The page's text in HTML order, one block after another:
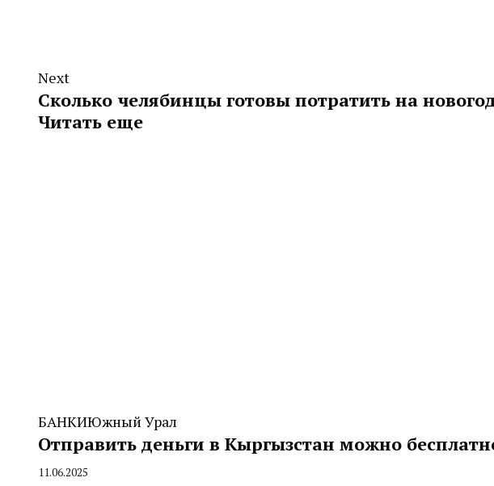
Next
Сколько челябинцы готовы потратить на
Читать еще
БАНКИЮжный Урал
Отправить деньги в Кыргызстан можно
By
11.06.2025